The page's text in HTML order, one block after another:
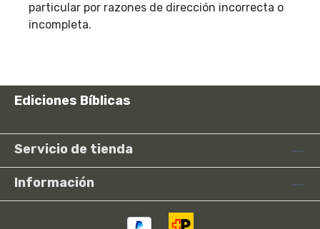
particular por razones de dirección incorrecta o
incompleta.
Ediciones Bíblicas
Servicio de tienda
Información